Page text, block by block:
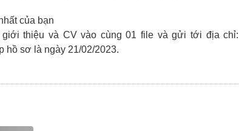
của bạn
thiệu và CV vào cùng 01 file và gửi tới địa chỉ:
hồ sơ là ngày 21/02/2023.